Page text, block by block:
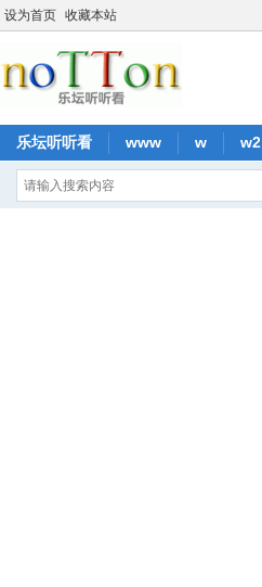
设为首页 收藏本站
乐坛听听看 www w w2